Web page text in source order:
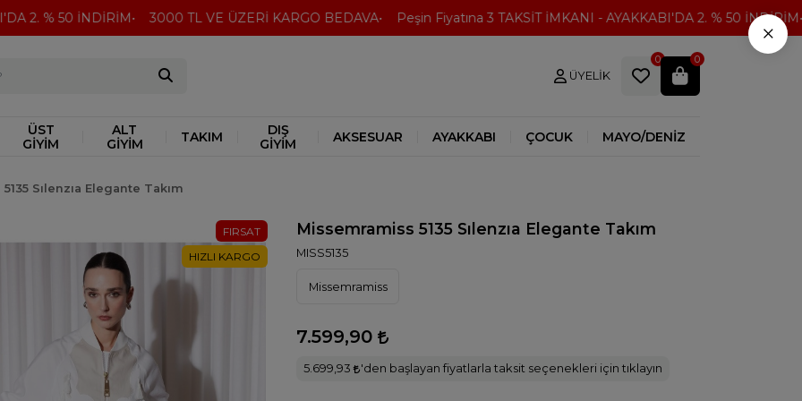
% 50 İNDİRİM 3000 TL VE ÜZERİ KARGO BEDAVA Peşin Fiyatına 3 TAKSİT İMKANI - AYAKKABI'DA 2. % 50 İNDİRİM
ÜYELIK
0 0
ÜST
GİYİM
ALT
GİYİM
TAKIM
DIŞ
GİYİM
AKSESUAR AYAKKABI ÇOCUK MAYO/DENİZ
Sılenzıa Elegante Takım
FIRSAT
HIZLI KARGO
Missemramiss 5135 Sılenzıa Elegante Takım
MISS5135
Missemramiss
7.599,90
5.699,93 'den başlayan fiyatlarla taksit seçenekleri için tıklayın
×